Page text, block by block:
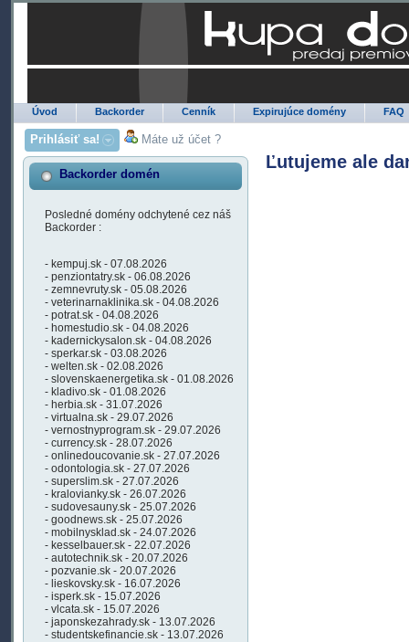
Úvod Backorder Cenník Expirujúce domény FAQ
Prihlásiť sa! Máte už účet ?
Backorder domén
Posledné domény odchytené cez náš
Backorder :
- kempuj.sk - 07.08.2026
- penziontatry.sk - 06.08.2026
- zemnevruty.sk - 05.08.2026
- veterinarnaklinika.sk - 04.08.2026
- potrat.sk - 04.08.2026
- homestudio.sk - 04.08.2026
- kadernickysalon.sk - 04.08.2026
- sperkar.sk - 03.08.2026
- welten.sk - 02.08.2026
- slovenskaenergetika.sk - 01.08.2026
- kladivo.sk - 01.08.2026
- herbia.sk - 31.07.2026
- virtualna.sk - 29.07.2026
- vernostnyprogram.sk - 29.07.2026
- currency.sk - 28.07.2026
- onlinedoucovanie.sk - 27.07.2026
- odontologia.sk - 27.07.2026
- superslim.sk - 27.07.2026
- kralovianky.sk - 26.07.2026
- sudovesauny.sk - 25.07.2026
- goodnews.sk - 25.07.2026
- mobilnysklad.sk - 24.07.2026
- kesselbauer.sk - 22.07.2026
- autotechnik.sk - 20.07.2026
- pozvanie.sk - 20.07.2026
- lieskovsky.sk - 16.07.2026
- isperk.sk - 15.07.2026
- vlcata.sk - 15.07.2026
- japonskezahrady.sk - 13.07.2026
- studentskefinancie.sk - 13.07.2026
Ľutujeme ale